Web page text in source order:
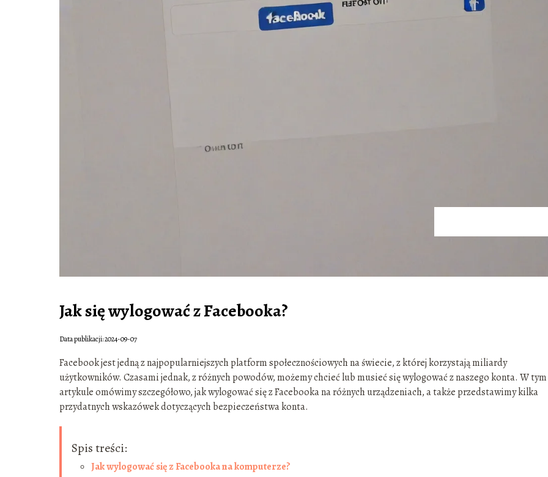
Jak się wylogować z Facebooka?
Data publikacji: 2024-09-07
Facebook jest jedną z najpopularniejszych platform społecznościowych na świecie, z której korzystają miliardy
użytkowników. Czasami jednak, z różnych powodów, możemy chcieć lub musieć się wylogować z naszego konta. W tym
artykule omówimy szczegółowo, jak wylogować się z Facebooka na różnych urządzeniach, a także przedstawimy kilka
przydatnych wskazówek dotyczących bezpieczeństwa konta.
Spis treści:
Jak wylogować się z Facebooka na komputerze?